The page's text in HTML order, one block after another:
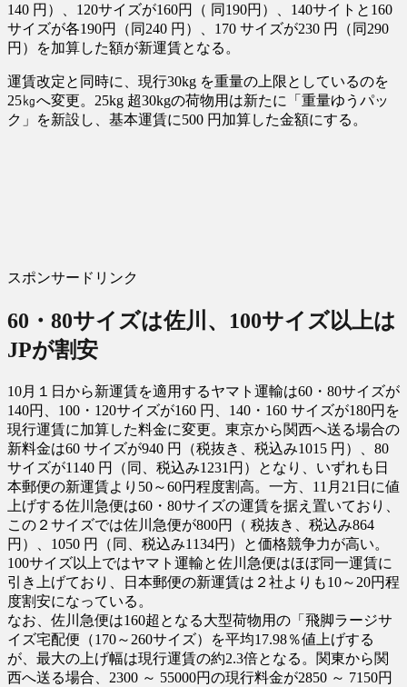
140 円）、120サイズが160円（ 同190円）、140サイトと160
サイズが各190円（同240 円）、170 サイズが230 円（同290
円）を加算した額が新運賃となる。
運賃改定と同時に、現行30kg を重量の上限としているのを
25㎏へ変更。25kg 超30kgの荷物用は新たに「重量ゆうパッ
ク」を新設し、基本運賃に500 円加算した金額にする。
スポンサードリンク
60・80サイズは佐川、100サイズ以上は
JPが割安
10月１日から新運賃を適用するヤマト運輸は60・80サイズが
140円、100・120サイズが160 円、140・160 サイズが180円を
現行運賃に加算した料金に変更。東京から関西へ送る場合の
新料金は60 サイズが940 円（税抜き、税込み1015 円）、80
サイズが1140 円（同、税込み1231円）となり、いずれも日
本郵便の新運賃より50～60円程度割高。一方、11月21日に値
上げする佐川急便は60・80サイズの運賃を据え置いており、
この２サイズでは佐川急便が800円（ 税抜き、税込み864
円）、1050 円（同、税込み1134円）と価格競争力が高い。
100サイズ以上ではヤマト運輸と佐川急便はほぼ同一運賃に
引き上げており、日本郵便の新運賃は２社よりも10～20円程
度割安になっている。
なお、佐川急便は160超となる大型荷物用の「飛脚ラージサ
イズ宅配便（170～260サイズ）を平均17.98％値上げする
が、最大の上げ幅は現行運賃の約2.3倍となる。関東から関
西へ送る場合、2300 ～ 55000円の現行料金が2850 ～ 7150円